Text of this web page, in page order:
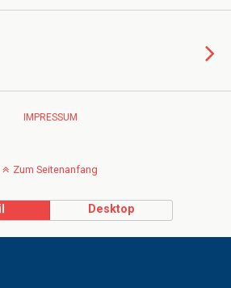
IMPRESSUM
Zum Seitenanfang
Desktop